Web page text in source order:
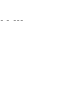
- - ---